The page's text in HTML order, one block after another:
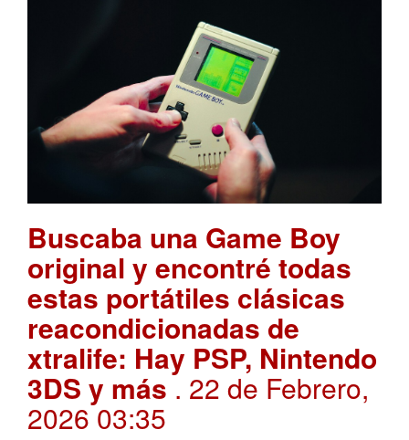
Buscaba una Game Boy
original y encontré todas
estas portátiles clásicas
reacondicionadas de
xtralife: Hay PSP, Nintendo
3DS y más. 22 de Febrero,
2026 03:35